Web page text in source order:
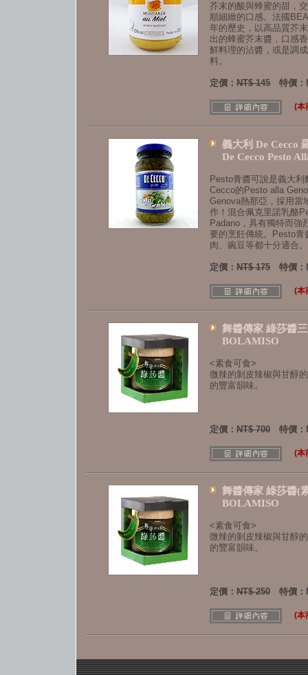
芥末的酸與蜂蜜的甜，
順細緻的口感。法國
年的歷史，以高品質芥
出的蜂蜜芥末醬，口感
鮮料理的沾醬，或是調
料。
定價： NT$ 145 特價：
(本
義大利 De Cecco
De Cecco Pesto
Pesto青醬可說是義大
Cecco的Pesto alla
Genova熱那亞，採用當
作！混合佩克里諾乳酪
Padano，具有獨特而強
要的烹飪傳統。Pesto
肉、豌豆等都十分適合。
定價： NT$ 175 特價：
(本
舞醬傳家 綠莎醬
BOLAMISO
<素食可食>
微辣的剝皮辣椒與甘醇
的豐富韻味。
定價： NT$ 700 特價：
(本
舞醬傳家 綠莎醬(
BOLAMISO
<素食可食>
微辣的剝皮辣椒與甘醇
的豐富韻味。
定價： NT$ 250 特價：
(本